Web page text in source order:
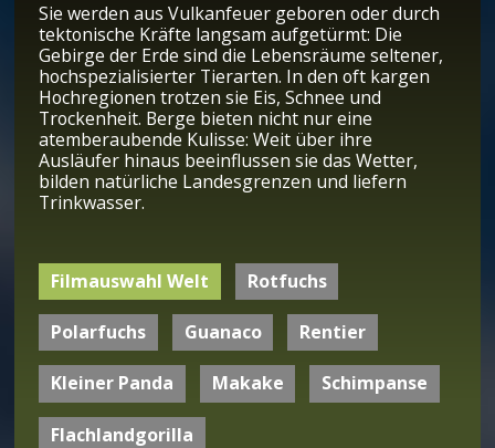
Sie werden aus Vulkanfeuer geboren oder durch
tektonische Kräfte langsam aufgetürmt: Die
Gebirge der Erde sind die Lebensräume seltener,
hochspezialisierter Tierarten. In den oft kargen
Hochregionen trotzen sie Eis, Schnee und
Trockenheit. Berge bieten nicht nur eine
atemberaubende Kulisse: Weit über ihre
Ausläufer hinaus beeinflussen sie das Wetter,
bilden natürliche Landesgrenzen und liefern
Trinkwasser.
Filmauswahl Welt Rotfuchs
Polarfuchs Guanaco Rentier
Kleiner Panda Makake Schimpanse
Flachlandgorilla